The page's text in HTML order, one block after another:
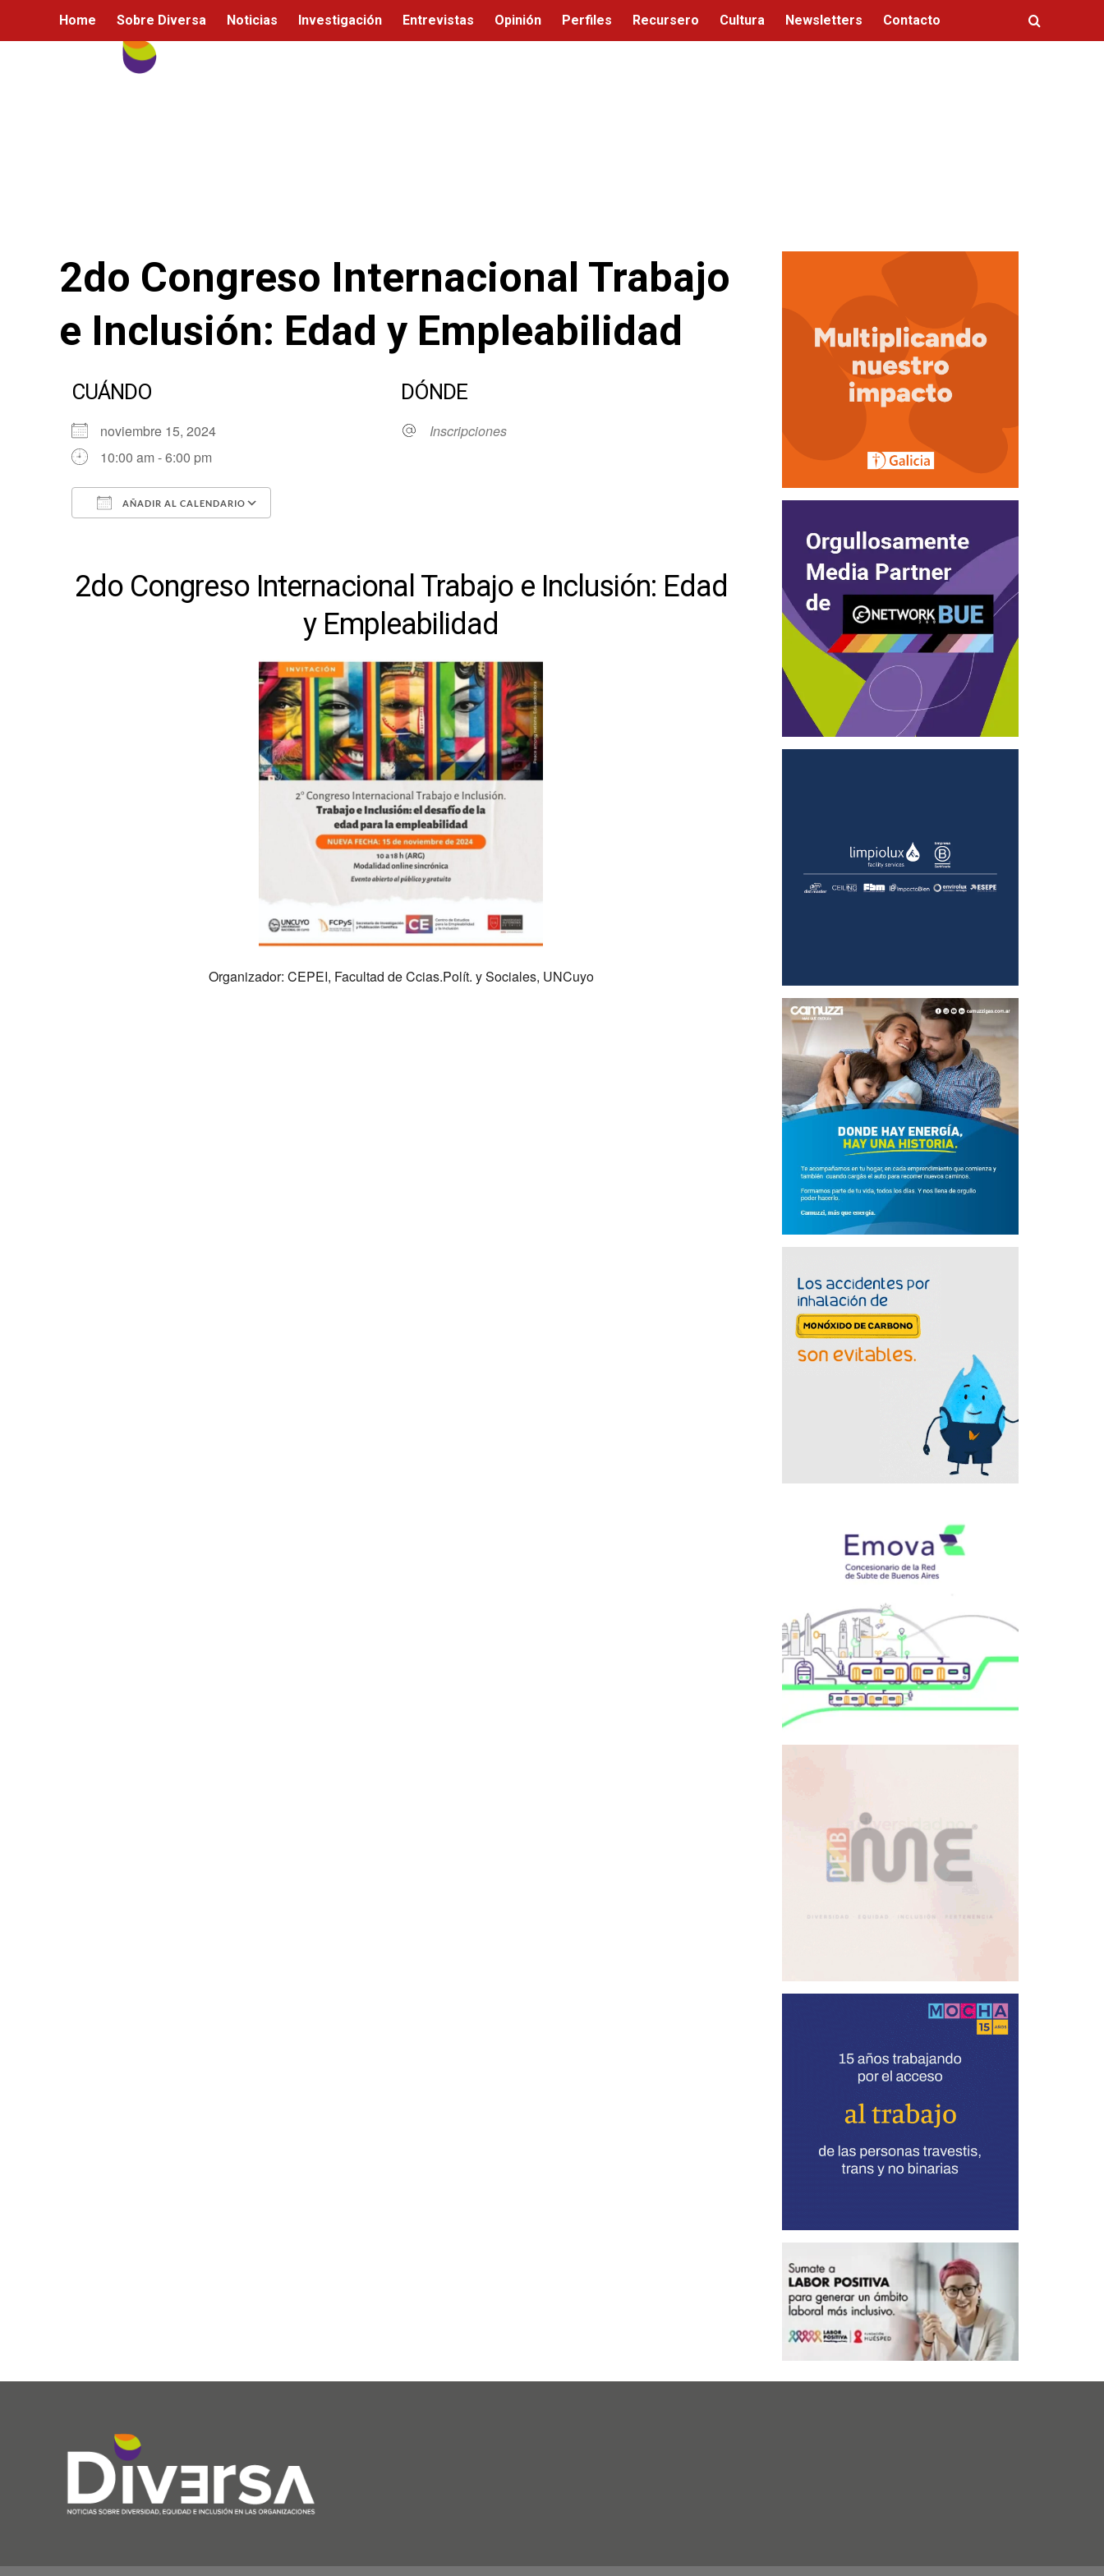
Home Sobre Diversa Noticias Investigación Entrevistas Opinión Perfiles Recursero Cultura Newsletters Contacto
2do Congreso Internacional Trabajo
e Inclusión: Edad y Empleabilidad
CUÁNDO
noviembre 15, 2024
10:00 am - 6:00 pm
AÑADIR AL CALENDARIO
Outlook Live
DÓNDE
Inscripciones
2do Congreso Internacional Trabajo e Inclusión: Edad
y Empleabilidad
Organizador: CEPEI, Facultad de Ccias.Polít. y Sociales, UNCuyo